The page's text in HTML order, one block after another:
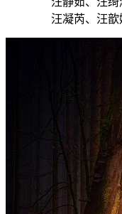
汪凝芮、汪